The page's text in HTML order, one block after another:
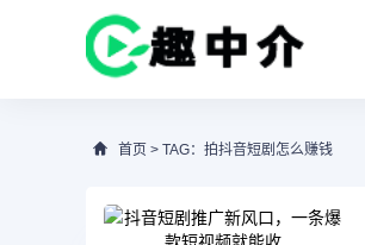
首页 > TAG：拍抖音短剧怎么赚钱